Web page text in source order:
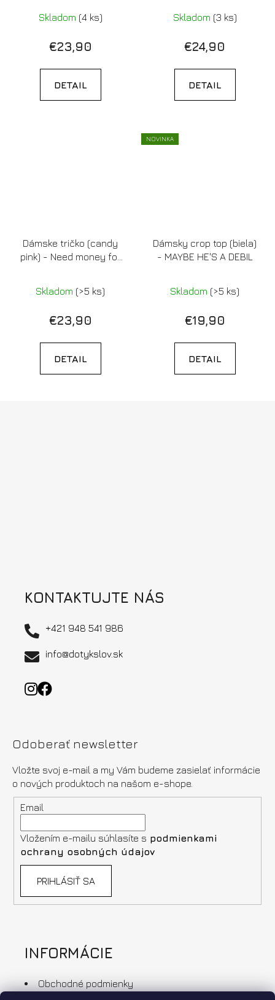
Skladom (4 ks)
€23,90
DETAIL
Skladom (3 ks)
€24,90
DETAIL
Dámske tričko (candy
pink) - Need money for
Skladom (>5 ks)
€23,90
DETAIL
NOVINKA
Dámsky crop top (biela)
- MAYBE HE'S A DEBIL
Skladom (>5 ks)
€19,90
DETAIL
KONTAKTUJTE NÁS
+421 948 541 986
info@dotykslov.sk
Odoberať newsletter
Vložte svoj e-mail a my Vám budeme zasielať informácie
o nových produktoch na našom e-shope.
Email
Vložením e-mailu súhlasíte s podmienkami
ochrany osobných údajov
PRIHLÁSIŤ SA
INFORMÁCIE
Obchodné podmienky